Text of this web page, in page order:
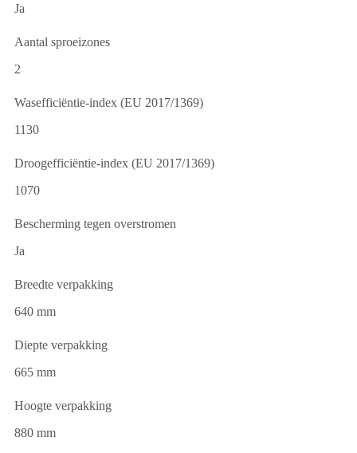
Ja
Aantal sproeizones
2
Wasefficiëntie-index (EU 2017/1369)
1130
Droogefficiëntie-index (EU 2017/1369)
1070
Bescherming tegen overstromen
Ja
Breedte verpakking
640 mm
Diepte verpakking
665 mm
Hoogte verpakking
880 mm